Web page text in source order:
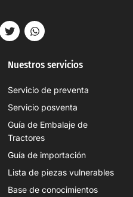
Nuestros servicios
Servicio de preventa
Servicio posventa
Guía de Embalaje de
Tractores
Guía de importación
Lista de piezas vulnerables
Base de conocimientos